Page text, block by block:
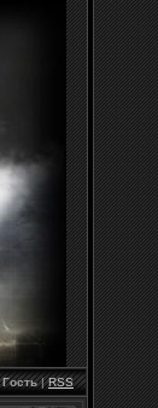
Гость|RSS